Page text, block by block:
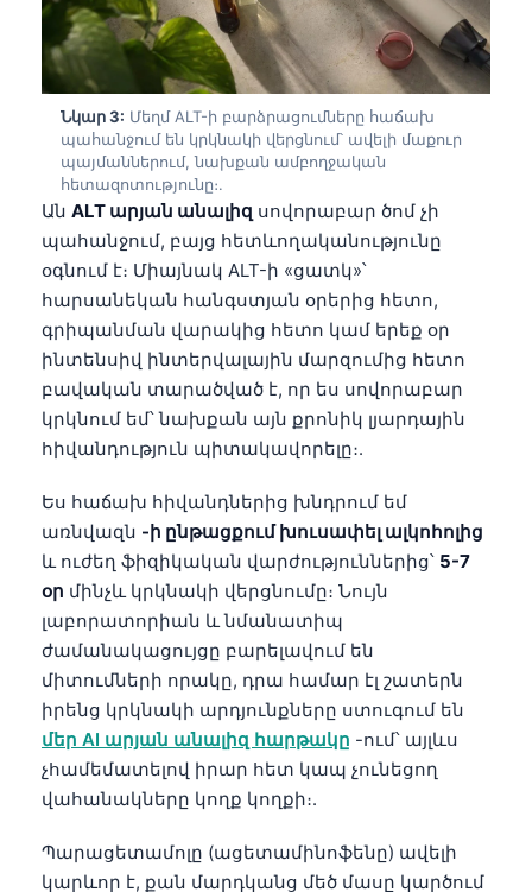
Նկար 3: Մեղմ ALT-ի բարձրացումները հաճախ
պահանջում են կրկնակի վերցնում՝ ավելի մաքուր
պայմաններում, նախքան ամբողջական
հետազոտությունը։.
Ան ALT արյան անալիզ սովորաբար ծոմ չի
պահանջում, բայց հետևողականությունը
օգնում է։ Միայնակ ALT-ի «ցատկ»՝
հարսանեկան հանգստյան օրերից հետո,
գրիպանման վարակից հետո կամ երեք օր
ինտենսիվ ինտերվալային մարզումից հետո
բավական տարածված է, որ ես սովորաբար
կրկնում եմ՝ նախքան այն քրոնիկ լյարդային
հիվանդություն պիտակավորելը։.
Ես հաճախ հիվանդներից խնդրում եմ
առնվազն -ի ընթացքում խուսափել ալկոհոլից
և ուժեղ ֆիզիկական վարժություններից՝ 5-7
օր մինչև կրկնակի վերցնումը։ Նույն
լաբորատորիան և նմանատիպ
ժամանակացույցը բարելավում են
միտումների որակը, դրա համար էլ շատերն
իրենց կրկնակի արդյունքները ստուգում են
մեր AI արյան անալիզ հարթակը -ում՝ այլևս
չհամեմատելով իրար հետ կապ չունեցող
վահանակները կողք կողքի։.
Պարացետամոլը (ացետամինոֆենը) ավելի
կարևոր է, քան մարդկանց մեծ մասը կարծում